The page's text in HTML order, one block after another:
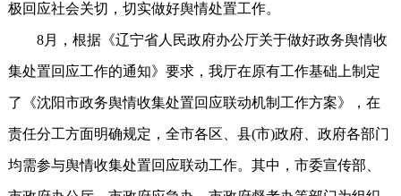
极回应社会关切，切实做好舆情处置工作。
8月，根据《辽宁省人民政府办公厅关于做好政务舆情收
集处置回应工作的通知》要求，我厅在原有工作基础上制定
了《沈阳市政务舆情收集处置回应联动机制工作方案》，在
责任分工方面明确规定，全市各区、县(市)政府、政府各部门
均需参与舆情收集处置回应联动工作。其中，市委宣传部、